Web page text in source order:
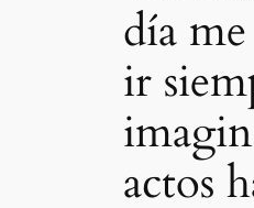
día
ir
actos